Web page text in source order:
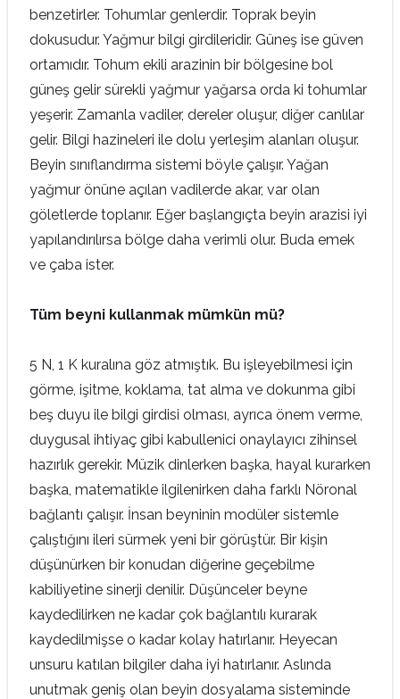
benzetirler. Tohumlar genlerdir. Toprak beyin
dokusudur. Yağmur bilgi girdileridir. Güneş ise güven
ortamıdır. Tohum ekili arazinin bir bölgesine bol
güneş gelir sürekli yağmur yağarsa orda ki tohumlar
yeşerir. Zamanla vadiler, dereler oluşur, diğer canlılar
gelir. Bilgi hazineleri ile dolu yerleşim alanları oluşur.
Beyin sınıflandırma sistemi böyle çalışır. Yağan
yağmur önüne açılan vadilerde akar, var olan
göletlerde toplanır. Eğer başlangıçta beyin arazisi iyi
yapılandırılırsa bölge daha verimli olur. Buda emek
ve çaba ister.
Tüm beyni kullanmak mümkün mü?
5 N, 1 K kuralına göz atmıştık. Bu işleyebilmesi için
görme, işitme, koklama, tat alma ve dokunma gibi
beş duyu ile bilgi girdisi olması, ayrıca önem verme,
duygusal ihtiyaç gibi kabullenici onaylayıcı zihinsel
hazırlık gerekir. Müzik dinlerken başka, hayal kurarken
başka, matematikle ilgilenirken daha farklı Nöronal
bağlantı çalışır. İnsan beyninin modüler sistemle
çalıştığını ileri sürmek yeni bir görüştür. Bir kişin
düşünürken bir konudan diğerine geçebilme
kabiliyetine sinerji denilir. Düşünceler beyne
kaydedilirken ne kadar çok bağlantılı kurarak
kaydedilmişse o kadar kolay hatırlanır. Heyecan
unsuru katılan bilgiler daha iyi hatırlanır. Aslında
unutmak geniş olan beyin dosyalama sisteminde